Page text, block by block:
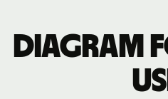
Diagram